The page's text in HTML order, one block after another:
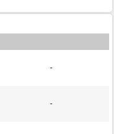
-
-